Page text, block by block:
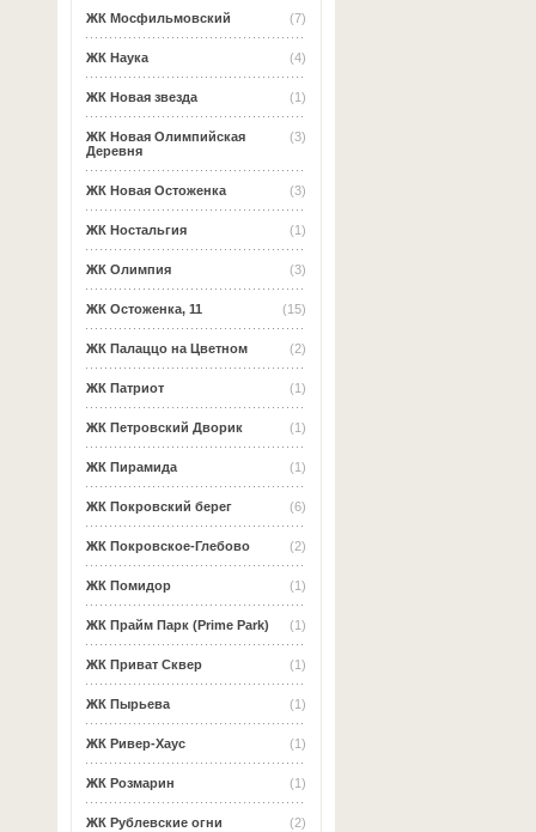
(7)
ЖК Мосфильмовский
(4)
ЖК Наука
(1)
ЖК Новая звезда
(3)
ЖК Новая Олимпийская
Деревня
(3)
ЖК Новая Остоженка
(1)
ЖК Ностальгия
(3)
ЖК Олимпия
(15)
ЖК Остоженка, 11
(2)
ЖК Палаццо на Цветном
(1)
ЖК Патриот
(1)
ЖК Петровский Дворик
(1)
ЖК Пирамида
(6)
ЖК Покровский берег
(2)
ЖК Покровское-Глебово
(1)
ЖК Помидор
(1)
ЖК Прайм Парк (Prime Park)
(1)
ЖК Приват Сквер
(1)
ЖК Пырьева
(1)
ЖК Ривер-Хаус
(1)
ЖК Розмарин
(2)
ЖК Рублевские огни